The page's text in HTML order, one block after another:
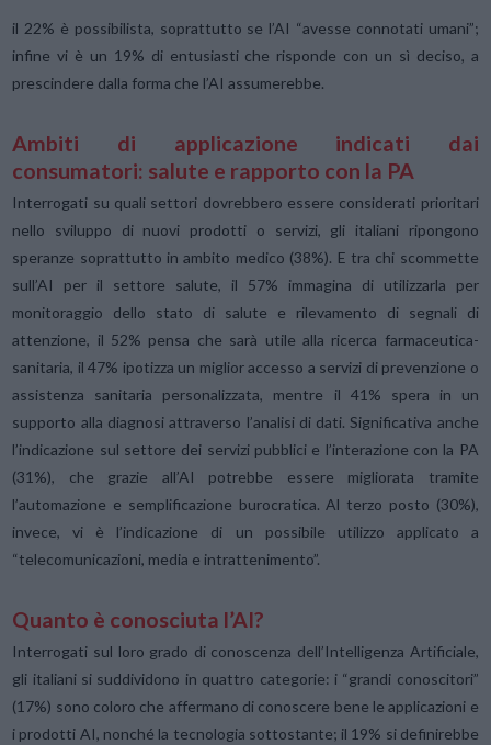
il 22% è possibilista, soprattutto se l’AI “avesse connotati umani”;
infine vi è un 19% di entusiasti che risponde con un sì deciso, a
prescindere dalla forma che l’AI assumerebbe.
Ambiti di applicazione indicati dai
consumatori: salute e rapporto con la PA
Interrogati su quali settori dovrebbero essere considerati prioritari
nello sviluppo di nuovi prodotti o servizi, gli italiani ripongono
speranze soprattutto in ambito medico (38%). E tra chi scommette
sull’AI per il settore salute, il 57% immagina di utilizzarla per
monitoraggio dello stato di salute e rilevamento di segnali di
attenzione, il 52% pensa che sarà utile alla ricerca farmaceutica-
sanitaria, il 47% ipotizza un miglior accesso a servizi di prevenzione o
assistenza sanitaria personalizzata, mentre il 41% spera in un
supporto alla diagnosi attraverso l’analisi di dati. Significativa anche
l’indicazione sul settore dei servizi pubblici e l’interazione con la PA
(31%), che grazie all’AI potrebbe essere migliorata tramite
l’automazione e semplificazione burocratica. Al terzo posto (30%),
invece, vi è l’indicazione di un possibile utilizzo applicato a
“telecomunicazioni, media e intrattenimento”.
Quanto è conosciuta l’AI?
Interrogati sul loro grado di conoscenza dell’Intelligenza Artificiale,
gli italiani si suddividono in quattro categorie: i “grandi conoscitori”
(17%) sono coloro che affermano di conoscere bene le applicazioni e
i prodotti AI, nonché la tecnologia sottostante; il 19% si definirebbe